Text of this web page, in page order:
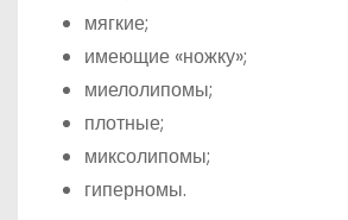
мягкие;
имеющие «ножку»;
миелолипомы;
плотные;
миксолипомы;
гиперномы.